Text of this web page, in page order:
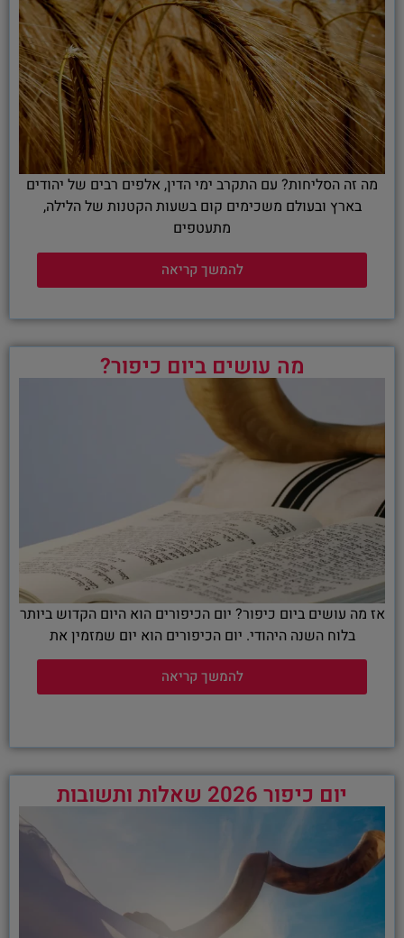
מה זה הסליחות? עם התקרב ימי הדין, אלפים רבים של יהודים
בארץ ובעולם משכימים קום בשעות הקטנות של הלילה,
מתעטפים
להמשך קריאה
מה עושים ביום כיפור?
אז מה עושים ביום כיפור? יום הכיפורים הוא היום הקדוש ביותר
בלוח השנה היהודי. יום הכיפורים הוא יום שמזמין את
להמשך קריאה
יום כיפור 2026 שאלות ותשובות